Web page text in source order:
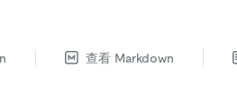
查看 Markdown